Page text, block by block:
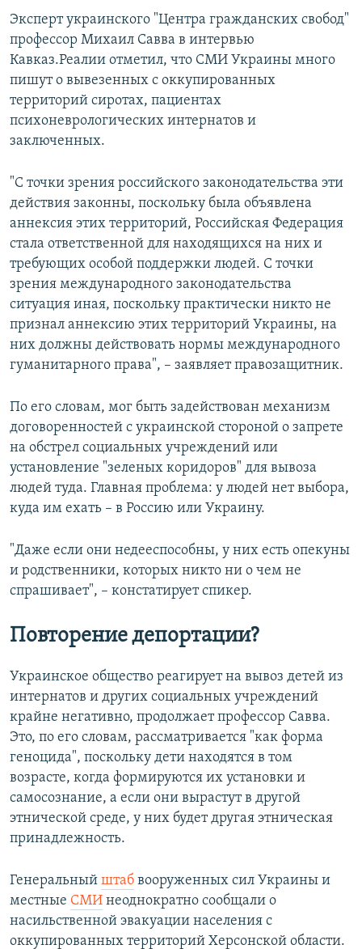
Эксперт украинского "Центра гражданских свобод"
профессор Михаил Савва в интервью
Кавказ.Реалии отметил, что СМИ Украины много
пишут о вывезенных с оккупированных
территорий сиротах, пациентах
психоневрологических интернатов и
заключенных.
"С точки зрения российского законодательства эти
действия законны, поскольку была объявлена
аннексия этих территорий, Российская Федерация
стала ответственной для находящихся на них и
требующих особой поддержки людей. С точки
зрения международного законодательства
ситуация иная, поскольку практически никто не
признал аннексию этих территорий Украины, на
них должны действовать нормы международного
гуманитарного права", – заявляет правозащитник.
По его словам, мог быть задействован механизм
договоренностей с украинской стороной о запрете
на обстрел социальных учреждений или
установление "зеленых коридоров" для вывоза
людей туда. Главная проблема: у людей нет выбора,
куда им ехать – в Россию или Украину.
"Даже если они недееспособны, у них есть опекуны
и родственники, которых никто ни о чем не
спрашивает", – констатирует спикер.
Повторение депортации?
Украинское общество реагирует на вывоз детей из
интернатов и других социальных учреждений
крайне негативно, продолжает профессор Савва.
Это, по его словам, рассматривается "как форма
геноцида", поскольку дети находятся в том
возрасте, когда формируются их установки и
самосознание, а если они вырастут в другой
этнической среде, у них будет другая этническая
принадлежность.
Генеральный штаб вооруженных сил Украины и
местные СМИ неоднократно сообщали о
насильственной эвакуации населения с
оккупированных территорий Херсонской области.